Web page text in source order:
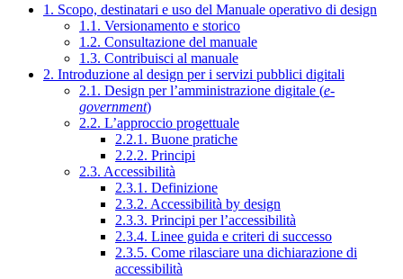
1. Scopo, destinatari e uso del Manuale operativo di design
1.1. Versionamento e storico
1.2. Consultazione del manuale
1.3. Contribuisci al manuale
2. Introduzione al design per i servizi pubblici digitali
2.1. Design per l’amministrazione digitale (e-
government)
2.2. L’approccio progettuale
2.2.1. Buone pratiche
2.2.2. Principi
2.3. Accessibilità
2.3.1. Definizione
2.3.2. Accessibilità by design
2.3.3. Principi per l’accessibilità
2.3.4. Linee guida e criteri di successo
2.3.5. Come rilasciare una dichiarazione di
accessibilità